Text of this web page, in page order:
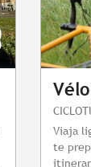
Viaja
te